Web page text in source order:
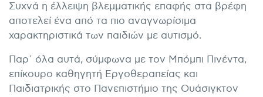
Συχνά η έλλειψη βλεμματικής επαφής στα βρέφη
αποτελεί ένα από τα πιο αναγνωρίσιμα
χαρακτηριστικά των παιδιών με αυτισμό.
Παρ᾽ όλα αυτά, σύμφωνα με τον Μπόμπι Πινέντα,
επίκουρο καθηγητή Εργοθεραπείας και
Παιδιατρικής στο Πανεπιστήμιο της Ουάσιγκτον